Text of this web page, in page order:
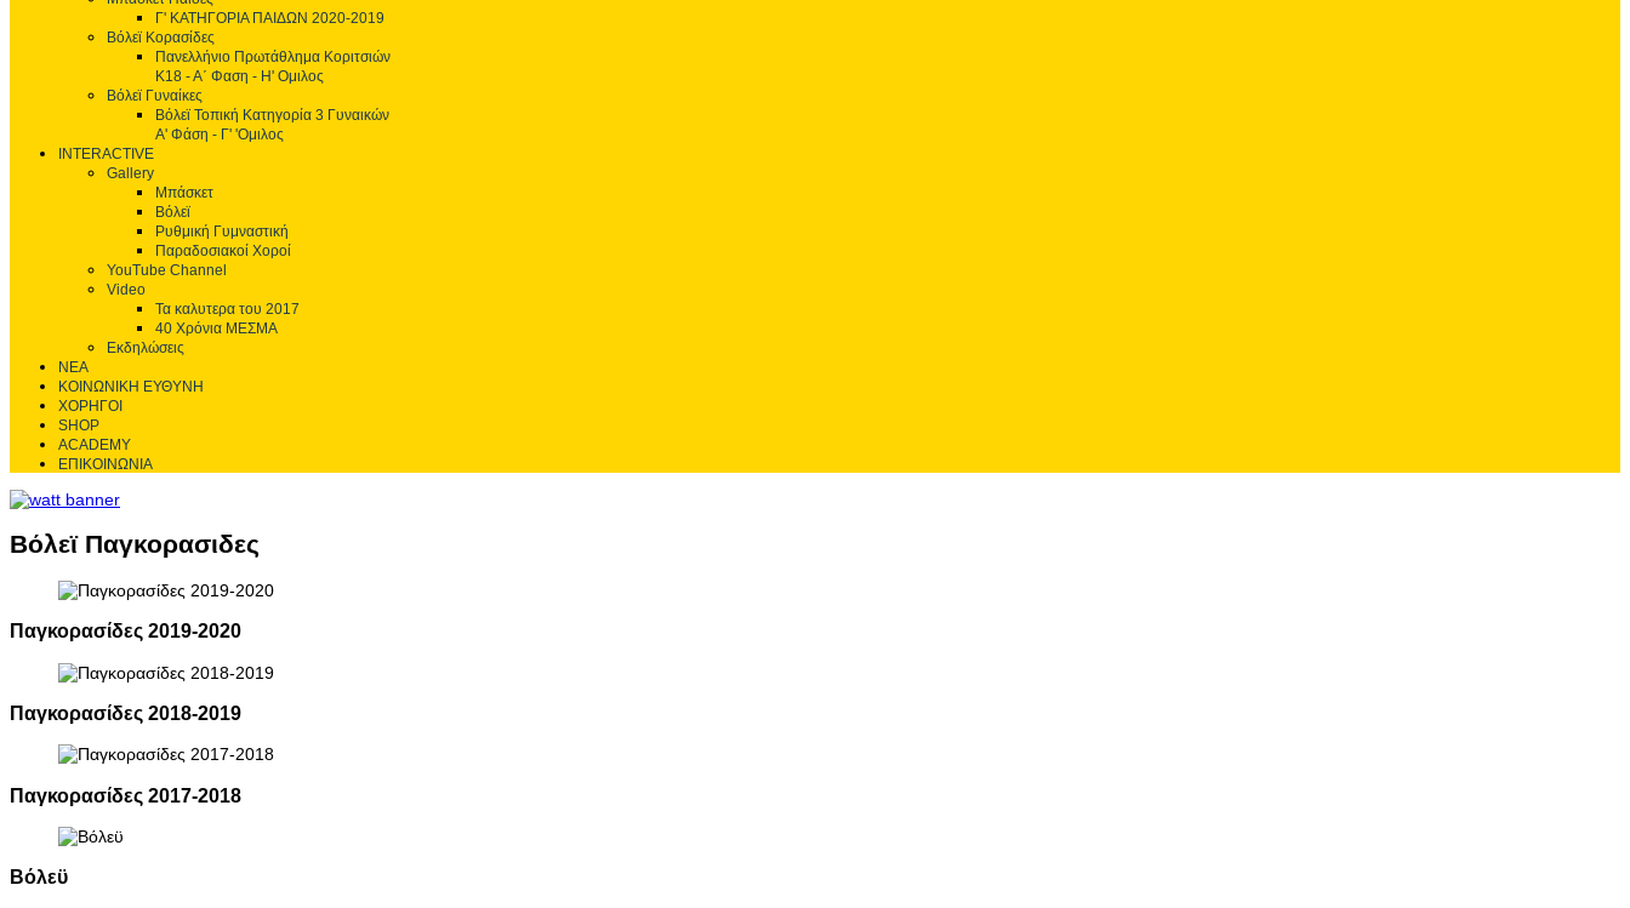
Γ' ΚΑΤΗΓΟΡΙΑ ΠΑΙΔΩΝ 2020-2019
Βόλεϊ Κορασίδες
Πανελλήνιο Πρωτάθλημα Κοριτσιών
Κ18 - Α΄ Φαση - H' Ομιλος
Βόλεϊ Γυναίκες
Βόλεϊ Τοπική Κατηγορία 3 Γυναικών
Α' Φάση - Γ' 'Ομιλος
INTERACTIVE
Gallery
Μπάσκετ
Βόλεϊ
Ρυθμική Γυμναστική
Παραδοσιακοί Χοροί
YouTube Channel
Video
Τα καλυτερα του 2017
40 Χρόνια ΜΕΣΜΑ
Εκδηλώσεις
ΝΕΑ
ΚΟΙΝΩΝΙΚΗ ΕΥΘΥΝΗ
ΧΟΡΗΓΟΙ
SHOP
ACADEMY
ΕΠΙΚΟΙΝΩΝΙΑ
Βόλεϊ Παγκορασιδες
Παγκορασίδες 2019-2020
Παγκορασίδες 2018-2019
Παγκορασίδες 2017-2018
Βόλεϋ